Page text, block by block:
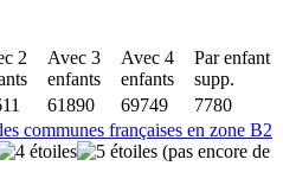
2
Avec 3
enfants
Avec 4
enfants
Par enfant
supp.
61890 69749
7780
communes françaises en zone B2
(pas encore de